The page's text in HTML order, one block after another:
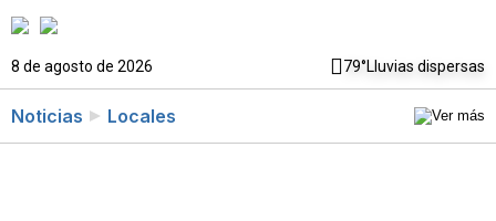
8 de agosto de 2026 79°Lluvias dispersas
Noticias Locales